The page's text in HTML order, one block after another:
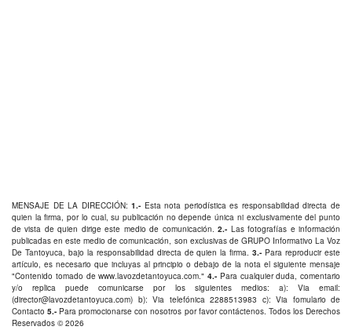
MENSAJE DE LA DIRECCIÓN:1.- Esta nota periodística es responsabilidad directa de
quien la firma, por lo cual, su publicación no depende única ni exclusivamente del punto
de vista de quien dirige este medio de comunicación.2.- Las fotografías e información
publicadas en este medio de comunicación, son exclusivas de GRUPO Informativo La Voz
De Tantoyuca, bajo la responsabilidad directa de quien la firma.3.- Para reproducir este
artículo, es necesario que incluyas al principio o debajo de la nota el siguiente mensaje
"Contenido tomado dewww.lavozdetantoyuca.com." 4.- Para cualquier duda, comentario
y/o replica puede comunicarse por los siguientes medios: a): Via email:
(director@lavozdetantoyuca.com) b): Via telefónica 2288513983 c): Via fomulario de
Contacto 5.- Para promocionarse con nosotros por favorcontáctenos. Todos los Derechos
Reservados © 2026